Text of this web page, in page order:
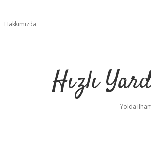
Hakkımızda
Hızlı
Yolda